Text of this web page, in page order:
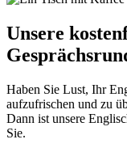
Unsere
Haben Sie Lust, Ihr
aufzufrischen und zu
Dann ist unsere
Sie.